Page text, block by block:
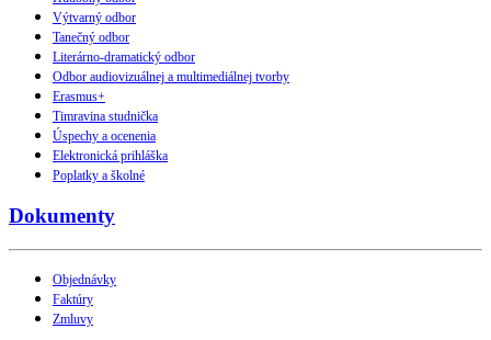
Výtvarný odbor
Tanečný odbor
Literárno-dramatický odbor
Odbor audiovizuálnej a multimediálnej tvorby
Erasmus+
Timravina studnička
Úspechy a ocenenia
Elektronická prihláška
Poplatky a školné
Dokumenty
Objednávky
Faktúry
Zmluvy